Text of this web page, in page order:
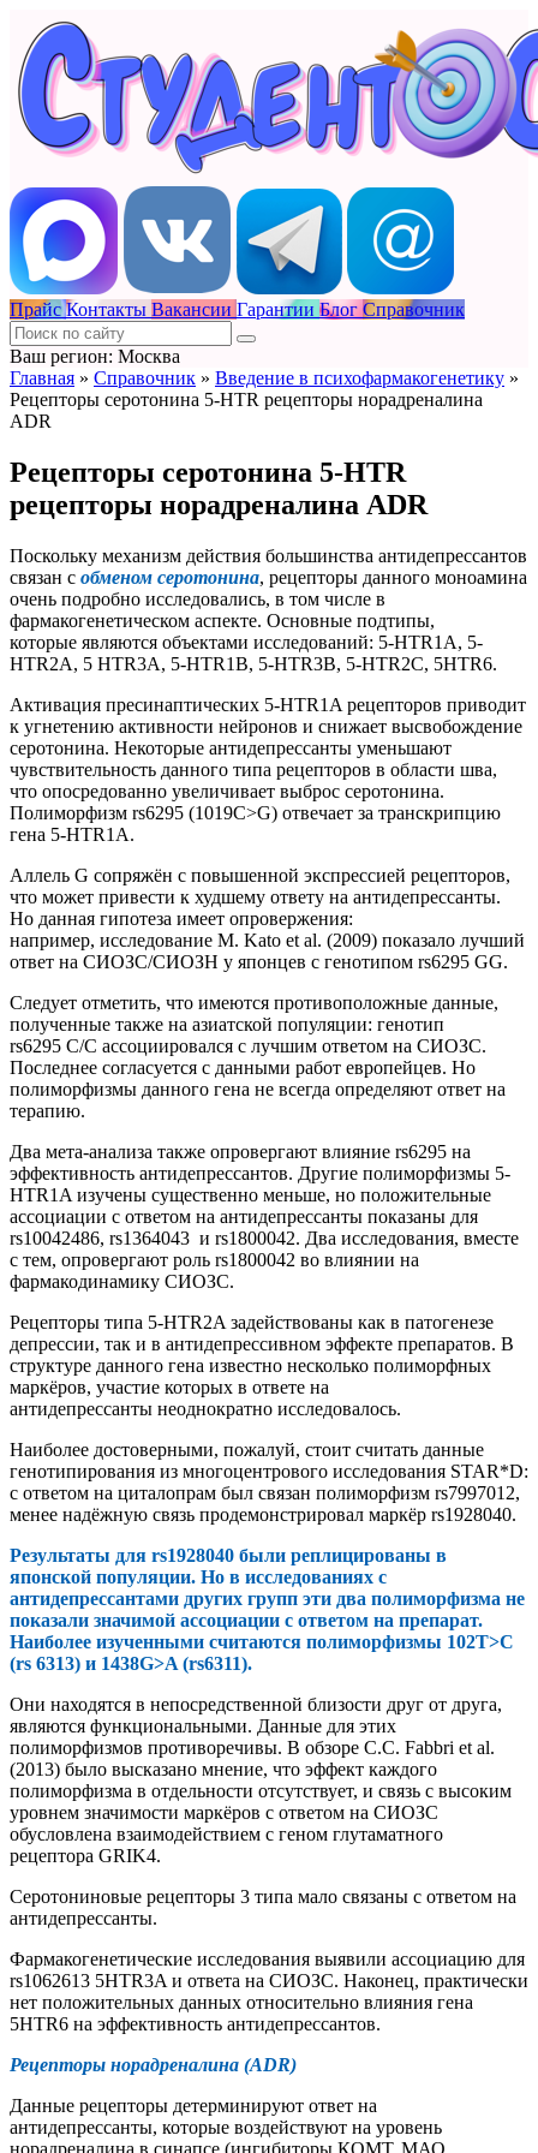
Прайс Контакты Вакансии Гарантии Блог Справочник
Ваш регион: Москва
Главная » Справочник » Введение в психофармакогенетику »
Рецепторы серотонина 5-HTR рецепторы норадреналина
ADR
Рецепторы серотонина 5-HTR
рецепторы норадреналина ADR
Поскольку механизм действия большинства антидепрессантов
связан с обменом серотонина, рецепторы данного моноамина
очень подробно исследовались, в том числе в
фармакогенетическом аспекте. Основные подтипы,
которые являются объектами исследований: 5-HTR1A, 5-
HTR2A, 5 HTR3A, 5-HTR1B, 5-HTR3B, 5-HTR2C, 5HTR6.
Активация пресинаптических 5-HTR1A рецепторов приводит
к угнетению активности нейронов и снижает высвобождение
серотонина. Некоторые антидепрессанты уменьшают
чувствительность данного типа рецепторов в области шва,
что опосредованно увеличивает выброс серотонина.
Полиморфизм rs6295 (1019C>G) отвечает за транскрипцию
гена 5-HTR1A.
Аллель G сопряжён с повышенной экспрессией рецепторов,
что может привести к худшему ответу на антидепрессанты.
Но данная гипотеза имеет опровержения:
например, исследование M. Kato et al. (2009) показало лучший
ответ на СИОЗС/СИОЗН у японцев с генотипом rs6295 GG.
Следует отметить, что имеются противоположные данные,
полученные также на азиатской популяции: генотип
rs6295 C/C ассоциировался с лучшим ответом на СИОЗС.
Последнее согласуется с данными работ европейцев. Но
полиморфизмы данного гена не всегда определяют ответ на
терапию.
Два мета-анализа также опровергают влияние rs6295 на
эффективность антидепрессантов. Другие полиморфизмы 5-
HTR1A изучены существенно меньше, но положительные
ассоциации с ответом на антидепрессанты показаны для
rs10042486, rs1364043 и rs1800042. Два исследования, вместе
с тем, опровергают роль rs1800042 во влиянии на
фармакодинамику СИОЗС.
Рецепторы типа 5-HTR2A задействованы как в патогенезе
депрессии, так и в антидепрессивном эффекте препаратов. В
структуре данного гена известно несколько полиморфных
маркёров, участие которых в ответе на
антидепрессанты неоднократно исследовалось.
Наиболее достоверными, пожалуй, стоит считать данные
генотипирования из многоцентрового исследования STAR*D:
с ответом на циталопрам был связан полиморфизм rs7997012,
менее надёжную связь продемонстрировал маркёр rs1928040.
Результаты для rs1928040 были реплицированы в
японской популяции. Но в исследованиях с
антидепрессантами других групп эти два полиморфизма не
показали значимой ассоциации с ответом на препарат.
Наиболее изученными считаются полиморфизмы 102T>C
(rs 6313) и 1438G>A (rs6311).
Они находятся в непосредственной близости друг от друга,
являются функциональными. Данные для этих
полиморфизмов противоречивы. В обзоре C.С. Fabbri et al.
(2013) было высказано мнение, что эффект каждого
полиморфизма в отдельности отсутствует, и связь с высоким
уровнем значимости маркёров с ответом на СИОЗС
обусловлена взаимодействием с геном глутаматного
рецептора GRIK4.
Серотониновые рецепторы 3 типа мало связаны с ответом на
антидепрессанты.
Фармакогенетические исследования выявили ассоциацию для
rs1062613 5HTR3A и ответа на СИОЗС. Наконец, практически
нет положительных данных относительно влияния гена
5HTR6 на эффективность антидепрессантов.
Рецепторы норадреналина (ADR)
Данные рецепторы детерминируют ответ на
антидепрессанты, которые воздействуют на уровень
норадреналина в синапсе (ингибиторы КОМТ, МАО